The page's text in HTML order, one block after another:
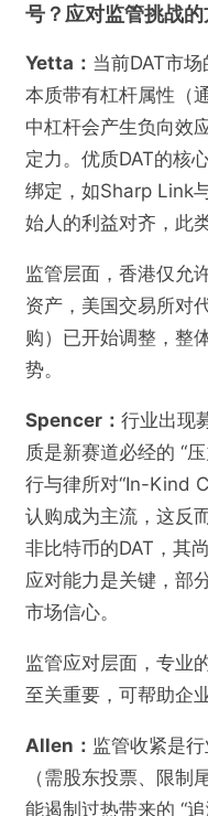
号？应对监管挑战的
Yetta： 当前DAT市
本质带有杠杆属性（
中杠杆会产生负向效
定力。优质DAT的核
绑定，如Sharp Link
始人的利益对齐，此
监管层面，香港仅允
资产，美国交易所对
购）已开始调整，整
势。
Spencer： 行业出现
质是新赛道必经的 “
行与律所对“In-Kind
认购成为主流，这反
非比特币的DAT，其
应对能力是关键，部
市场信心。
监管应对层面，专业
至关重要，可帮助企
Allen： 监管收紧是
（需股东投票、限制
能遏制过热带来的 “